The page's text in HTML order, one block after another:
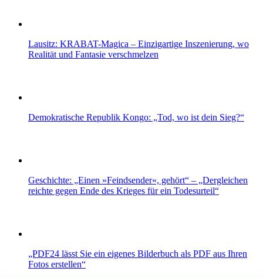
Lausitz: KRABAT-Magica – Einzigartige Inszenierung, wo
Realität und Fantasie verschmelzen
Demokratische Republik Kongo: „Tod, wo ist dein Sieg?“
Geschichte: „Einen »Feindsender«, gehört“ – „Dergleichen
reichte gegen Ende des Krieges für ein Todesurteil“
„PDF24 lässt Sie ein eigenes Bilderbuch als PDF aus Ihren
Fotos erstellen“